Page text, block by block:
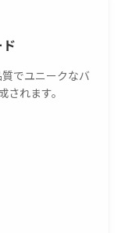
でユニークなバ
れます。